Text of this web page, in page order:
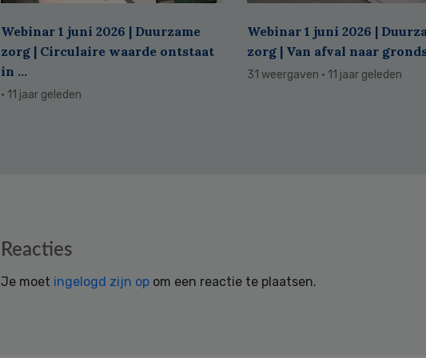
Webinar 1 juni 2026 | Duurzame
zorg | Circulaire waarde ontstaat
in ...
· 11 jaar geleden
Webinar 1 juni 2026 |
zorg | Van afval naar
31 weergaven · 11 jaar geleden
Reacties
Je moet ingelogd zijn op om een reactie te plaatsen.